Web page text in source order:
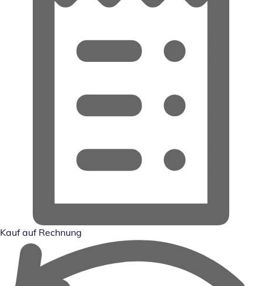
Kauf auf Rechnung